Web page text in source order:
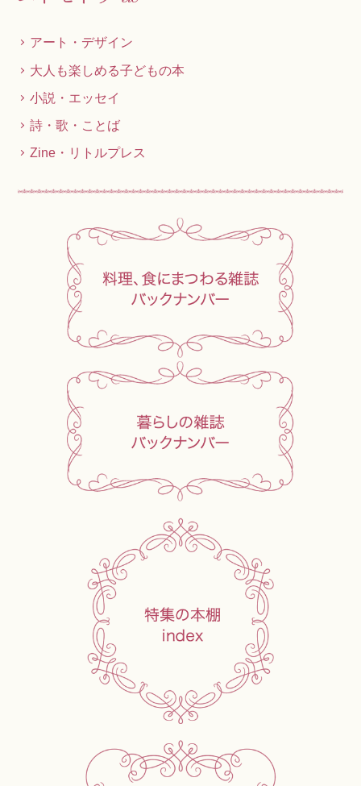
アート・デザイン
大人も楽しめる子どもの本
小説・エッセイ
詩・歌・ことば
Zine・リトルプレス